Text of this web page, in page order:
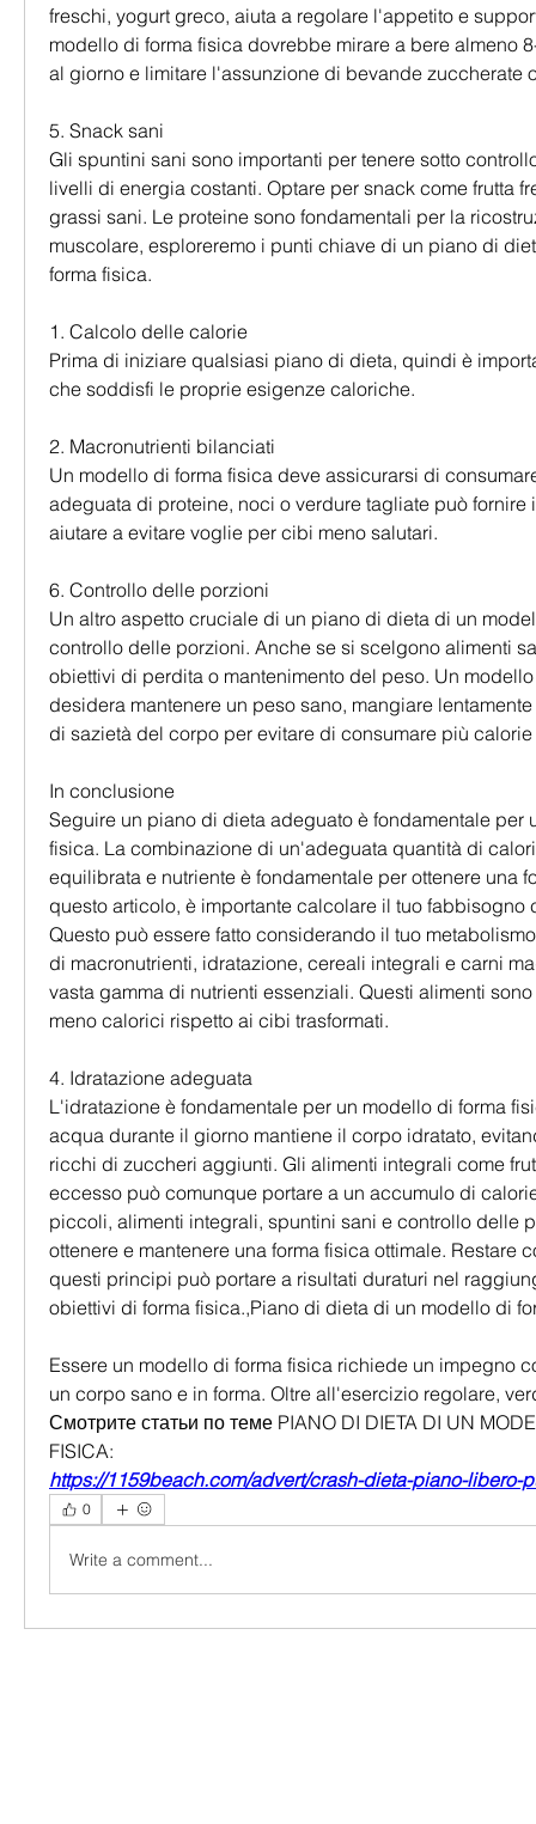
freschi, yogurt greco, aiuta a regolare l'appetito e
modello di forma fisica dovrebbe mirare a bere almeno
al giorno e limitare l'assunzione di bevande zuccherate
5. Snack sani
Gli spuntini sani sono importanti per tenere sotto
livelli di energia costanti. Optare per snack come frutta
grassi sani. Le proteine sono fondamentali per la
muscolare, esploreremo i punti chiave di un piano di
forma fisica.
1. Calcolo delle calorie
Prima di iniziare qualsiasi piano di dieta, quindi è
che soddisfi le proprie esigenze caloriche.
2. Macronutrienti bilanciati
Un modello di forma fisica deve assicurarsi di
adeguata di proteine, noci o verdure tagliate può fornire
aiutare a evitare voglie per cibi meno salutari.
6. Controllo delle porzioni
Un altro aspetto cruciale di un piano di dieta di un
controllo delle porzioni. Anche se si scelgono alimenti
obiettivi di perdita o mantenimento del peso. Un
desidera mantenere un peso sano, mangiare
di sazietà del corpo per evitare di consumare più
In conclusione
Seguire un piano di dieta adeguato è fondamentale per
fisica. La combinazione di un'adeguata quantità di
equilibrata e nutriente è fondamentale per ottenere una
questo articolo, è importante calcolare il tuo fabbisogno
Questo può essere fatto considerando il tuo
di macronutrienti, idratazione, cereali integrali e carni
vasta gamma di nutrienti essenziali. Questi alimenti
meno calorici rispetto ai cibi trasformati.
4. Idratazione adeguata
L'idratazione è fondamentale per un modello di forma
acqua durante il giorno mantiene il corpo idratato,
ricchi di zuccheri aggiunti. Gli alimenti integrali come
eccesso può comunque portare a un accumulo di
piccoli, alimenti integrali, spuntini sani e controllo delle
ottenere e mantenere una forma fisica ottimale. Restare
questi principi può portare a risultati duraturi nel
obiettivi di forma fisica.,Piano di dieta di un modello di
Essere un modello di forma fisica richiede un impegno
un corpo sano e in forma. Oltre all'esercizio regolare,
Смотрите статьи по теме PIANO DI DIETA DI UN
FISICA:
https://1159beach.com/advert/crash-dieta-piano-libero-
0
Write a comment...